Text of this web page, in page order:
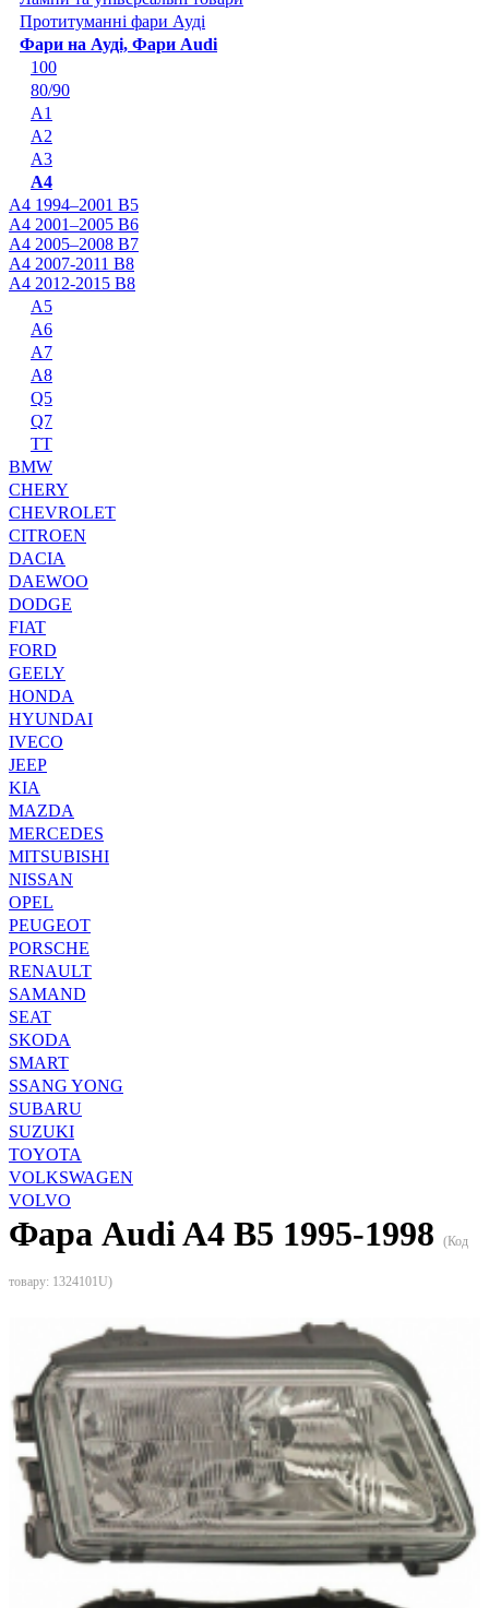
Протитуманні фари Ауді
Фари на Ауді, Фари Audi
100
80/90
A1
A2
A3
A4
A4 1994–2001 B5
A4 2001–2005 B6
A4 2005–2008 B7
A4 2007-2011 B8
A4 2012-2015 B8
A5
A6
A7
A8
Q5
Q7
TT
BMW
CHERY
CHEVROLET
CITROEN
DACIA
DAEWOO
DODGE
FIAT
FORD
GEELY
HONDA
HYUNDAI
IVECO
JEEP
KIA
MAZDA
MERCEDES
MITSUBISHI
NISSAN
OPEL
PEUGEOT
PORSCHE
RENAULT
SAMAND
SEAT
SKODA
SMART
SSANG YONG
SUBARU
SUZUKI
TOYOTA
VOLKSWAGEN
VOLVO
Фара Audi A4 B5 1995-1998 (Код
товару: 1324101U)